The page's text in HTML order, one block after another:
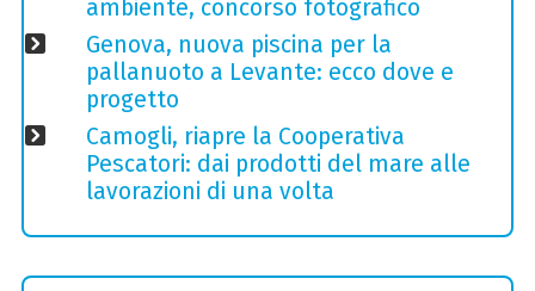
ambiente, concorso fotografico
Genova, nuova piscina per la
pallanuoto a Levante: ecco dove e
progetto
Camogli, riapre la Cooperativa
Pescatori: dai prodotti del mare alle
lavorazioni di una volta